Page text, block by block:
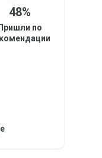
48%
Пришли по